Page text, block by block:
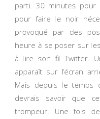
parti. 30 minutes pour
pour faire le noir
provoqué par des
heure à se poser sur
à lire son fil Twitter.
apparaît sur l’écran
Mais depuis le temps
devrais savoir que
trompeur. Une fois